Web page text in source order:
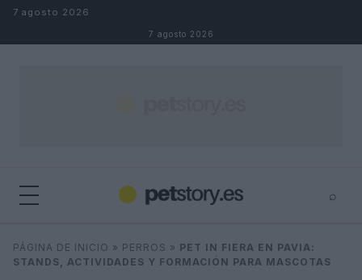
Saltar al contenido
7 agosto 2026
7 agosto 2026
⌕
Buscar ⌕
PÁGINA DE INICIO » PERROS » PET IN FIERA EN PAVIA:
STANDS, ACTIVIDADES Y FORMACIÓN PARA MASCOTAS